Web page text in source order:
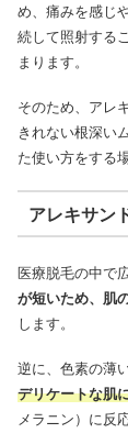
め、痛みを感じ
続して照射する
まります。
そのため、アレ
きれない根深い
た使い方をする
アレキサン
医療脱毛の中で
が短いため、肌
します。
逆に、色素の薄
デリケートな肌
メラニン）に反